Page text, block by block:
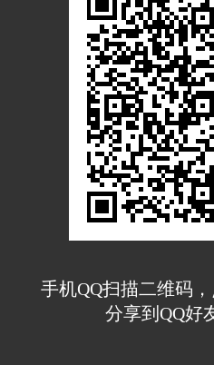
手机QQ扫描二维码，
分享到QQ好